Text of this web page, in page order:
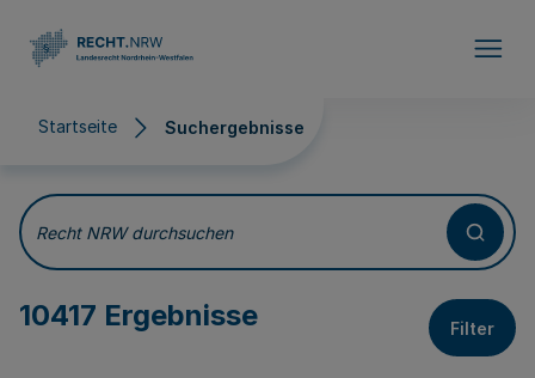
Startseite Suchergebnisse
Suchergebnisse
Recht NRW durchsuchen
10417 Ergebnisse Filter